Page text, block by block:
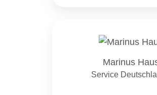
Marinus
Service